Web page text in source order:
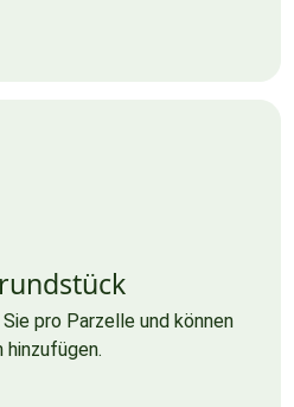
pro Parzelle und können
hinzufügen.